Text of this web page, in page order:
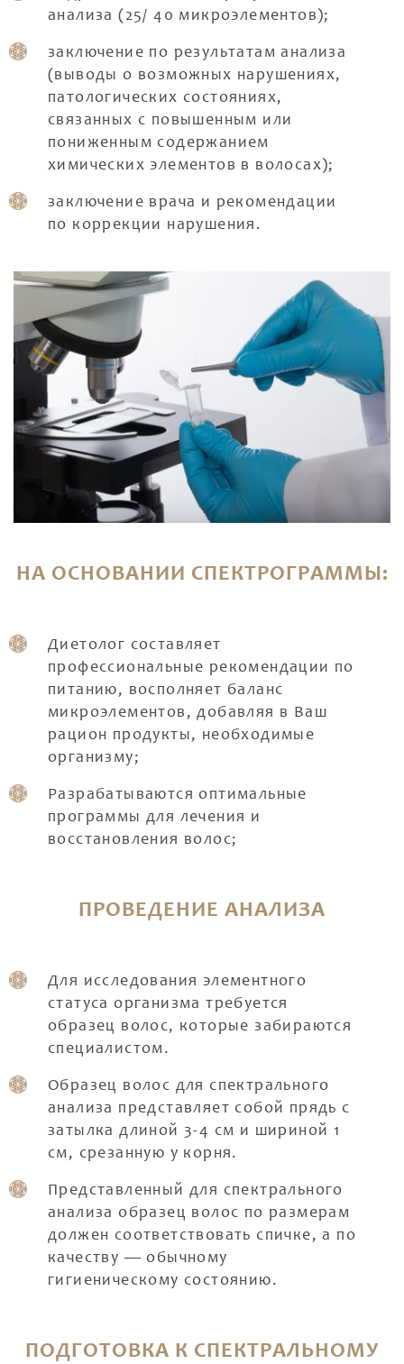
анализа (25/ 40 микроэлементов);
заключение по результатам анализа
(выводы о возможных нарушениях,
патологических состояниях,
связанных с повышенным или
пониженным содержанием
химических элементов в волосах);
заключение врача и рекомендации
по коррекции нарушения.
НА ОСНОВАНИИ СПЕКТРОГРАММЫ:
Диетолог составляет
профессиональные рекомендации по
питанию, восполняет баланс
микроэлементов, добавляя в Ваш
рацион продукты, необходимые
организму;
Разрабатываются оптимальные
программы для лечения и
восстановления волос;
ПРОВЕДЕНИЕ АНАЛИЗА
Для исследования элементного
статуса организма требуется
образец волос, которые забираются
специалистом.
Образец волос для спектрального
анализа представляет собой прядь с
затылка длиной 3-4 см и шириной 1
см, срезанную у корня.
Представленный для спектрального
анализа образец волос по размерам
должен соответствовать спичке, а по
качеству — обычному
гигиеническому состоянию.
ПОДГОТОВКА К СПЕКТРАЛЬНОМУ